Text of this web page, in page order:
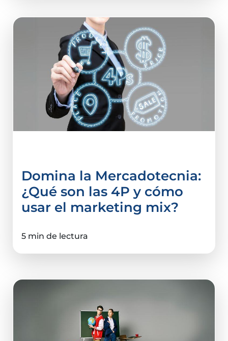
Domina la Mercadotecnia:
¿Qué son las 4P y cómo
usar el marketing mix?
5 min de lectura